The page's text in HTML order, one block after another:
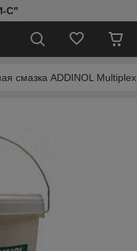
С"
смазка ADDINOL